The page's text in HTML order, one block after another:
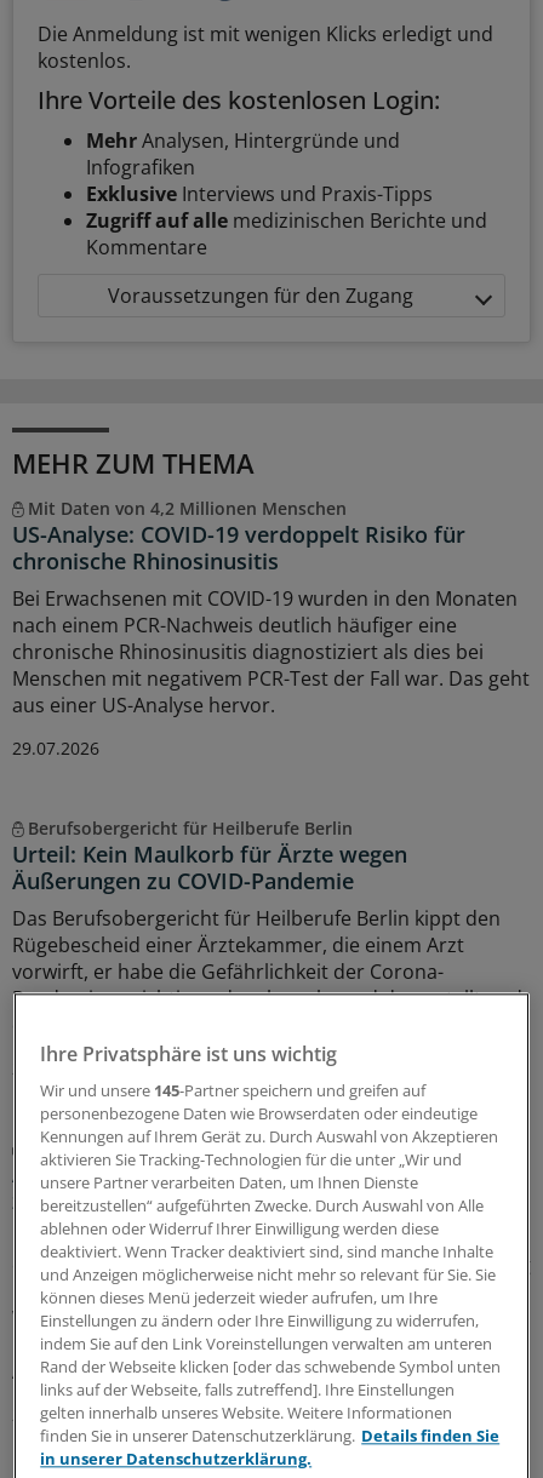
Die Anmeldung ist mit wenigen Klicks erledigt und
kostenlos.
Ihre Vorteile des kostenlosen Login:
MehrAnalysen, Hintergründe und
Infografiken
Exklusive Interviews und Praxis-Tipps
Zugriff auf alle medizinischen Berichte und
Kommentare
Voraussetzungen für den Zugang
MEHR ZUM THEMA
Mit Daten von 4,2 Millionen Menschen
US-Analyse: COVID-19 verdoppelt Risiko für
chronische Rhinosinusitis
Bei Erwachsenen mit COVID-19 wurden in den Monaten
nach einem PCR-Nachweis deutlich häufiger eine
chronische Rhinosinusitis diagnostiziert als dies bei
Menschen mit negativem PCR-Test der Fall war. Das geht
aus einer US-Analyse hervor.
29.07.2026
Berufsobergericht für Heilberufe Berlin
Urteil: Kein Maulkorb für Ärzte wegen
Äußerungen zu COVID-Pandemie
Das Berufsobergericht für Heilberufe Berlin kippt den
Rügebescheid einer Ärztekammer, die einem Arzt
vorwirft, er habe die Gefährlichkeit der Corona-
Pandemie unrichtig und verharmlosend dargestellt und
27.07.2026
Juli-Sitzung des CHMP
Acht Pharma-Innovationen auf der Zielgeraden
zur EU-Zulassung
Neue Ansätze gegen zu hohe Cholesterinwerte bildeten
einen Schwerpunkt der jüngsten Experten-Begutachtung
bei der EMA: Auch gab es Zulassungsempfehlungen für
Wirkstoffe gegen Plaque-Psoriasis, primäre biliäre
Cholangitis, COVID-19, AMD und zerebrale
Adrenoleukodystrophie.
24.07.2026
Ihre Privatsphäre ist uns wichtig
Wir und unsere 145-Partner speichern und greifen auf
personenbezogene Daten wie Browserdaten oder eindeutige
Kennungen auf Ihrem Gerät zu. Durch Auswahl von Akzeptieren
aktivieren Sie Tracking-Technologien für die unter „Wir und
unsere Partner verarbeiten Daten, um Ihnen Dienste
bereitzustellen“ aufgeführten Zwecke. Durch Auswahl von Alle
ablehnen oder Widerruf Ihrer Einwilligung werden diese
deaktiviert. Wenn Tracker deaktiviert sind, sind manche Inhalte
und Anzeigen möglicherweise nicht mehr so relevant für Sie. Sie
können dieses Menü jederzeit wieder aufrufen, um Ihre
Einstellungen zu ändern oder Ihre Einwilligung zu widerrufen,
indem Sie auf den Link Voreinstellungen verwalten am unteren
Rand der Webseite klicken [oder das schwebende Symbol unten
links auf der Webseite, falls zutreffend]. Ihre Einstellungen
gelten innerhalb unseres Website. Weitere Informationen
finden Sie in unserer Datenschutzerklärung. Details finden Sie
in unserer Datenschutzerklärung.